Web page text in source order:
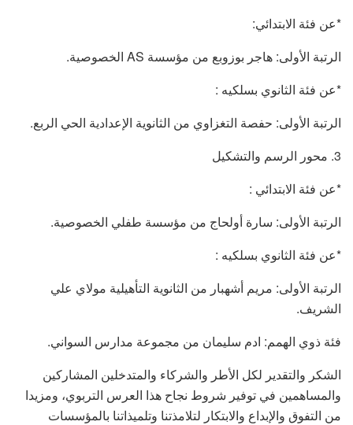
*عن فئة الابتدائي:
الرتبة الأولى: هاجر بوزوبع من مؤسسة AS الخصوصية.
*عن فئة الثانوي بسلكيه :
الرتبة الأولى: حفصة التغزاوي من الثانوية الإعدادية الحي الربع.
3. محور الرسم والتشكيل
*عن فئة الابتدائي :
الرتبة الأولى: سارة أولحاج من مؤسسة طفلي الخصوصية.
*عن فئة الثانوي بسلكيه :
الرتبة الأولى: مريم أشهبار من الثانوية التأهيلية مولاي علي
الشريف.
فئة ذوي الهمم: ادم سليمان من مجموعة مدارس السواني.
الشكر والتقدير لكل الأطر والشركاء والمتدخلين المشاركين
والمساهمين في توفير شروط نجاح هذا العرس التربوي، ومزيدا
من التفوق والإبداع والابتكار لتلامذتنا وتلميذاتنا بالمؤسسات